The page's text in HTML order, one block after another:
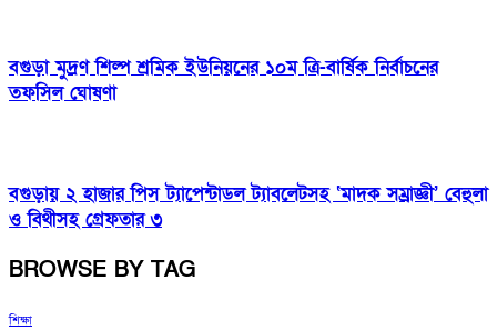
বগুড়া মুদ্রণ শিল্প শ্রমিক ইউনিয়নের ১০ম ত্রি-বার্ষিক নির্বাচনের
তফসিল ঘোষণা
বগুড়ায় ২ হাজার পিস ট্যাপেন্টাডল ট্যাবলেটসহ ‘মাদক সম্রাজ্ঞী’ বেহুলা
ও বিথীসহ গ্রেফতার ৩
BROWSE BY TAG
শিক্ষা